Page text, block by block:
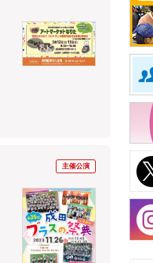
主催公演